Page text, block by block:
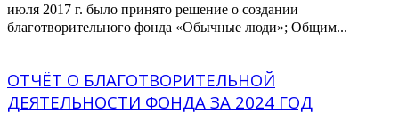
июля 2017 г. было принято решение о создании
благотворительного фонда «Обычные люди»; Общим...
ОТЧЁТ О БЛАГОТВОРИТЕЛЬНОЙ
ДЕЯТЕЛЬНОСТИ ФОНДА ЗА 2024 ГОД